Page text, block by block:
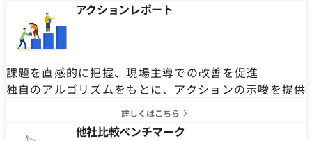
アクションレポート
課題を直感的に把握、現場主導での改善を促進
独自のアルゴリズムをもとに、アクションの示唆を提供
詳しくはこちら
他社比較ベンチマーク